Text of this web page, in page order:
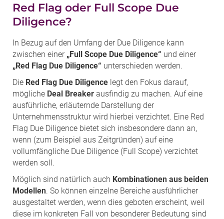
Red Flag oder Full Scope Due
Diligence?
In Bezug auf den Umfang der Due Diligence kann
zwischen einer „Full Scope Due Diligence“ und einer
„Red Flag Due Diligence“ unterschieden werden.
Die Red Flag Due Diligence legt den Fokus darauf,
mögliche Deal Breaker ausfindig zu machen. Auf eine
ausführliche, erläuternde Darstellung der
Unternehmensstruktur wird hierbei verzichtet. Eine Red
Flag Due Diligence bietet sich insbesondere dann an,
wenn (zum Beispiel aus Zeitgründen) auf eine
vollumfängliche Due Diligence (Full Scope) verzichtet
werden soll.
Möglich sind natürlich auch Kombinationen aus beiden
Modellen. So können einzelne Bereiche ausführlicher
ausgestaltet werden, wenn dies geboten erscheint, weil
diese im konkreten Fall von besonderer Bedeutung sind